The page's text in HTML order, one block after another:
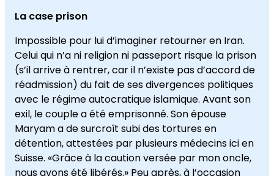
La case prison
Impossible pour lui d’imaginer retourner en Iran.
Celui qui n’a ni religion ni passeport risque la prison
(s’il arrive à rentrer, car il n’existe pas d’accord de
réadmission) du fait de ses divergences politiques
avec le régime autocratique islamique. Avant son
exil, le couple a été emprisonné. Son épouse
Maryam a de surcroît subi des tortures en
détention, attestées par plusieurs médecins ici en
Suisse. «Grâce à la caution versée par mon oncle,
nous avons été libérés.» Peu après, à l’occasion